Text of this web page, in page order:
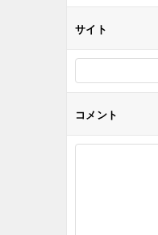
サイト
コメント